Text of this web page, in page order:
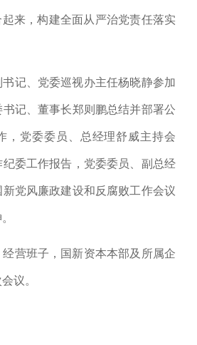
起来，构建全面从严治党责任落实
记、党委巡视办主任杨晓静参加
书记、董事长郑则鹏总结并部署公
， 党委委员、总经理舒威主持会
委工作报告，党委委员、副总经
党风廉政建设和反腐败工作会议
经营班子，国新资本本部及所属企
议。